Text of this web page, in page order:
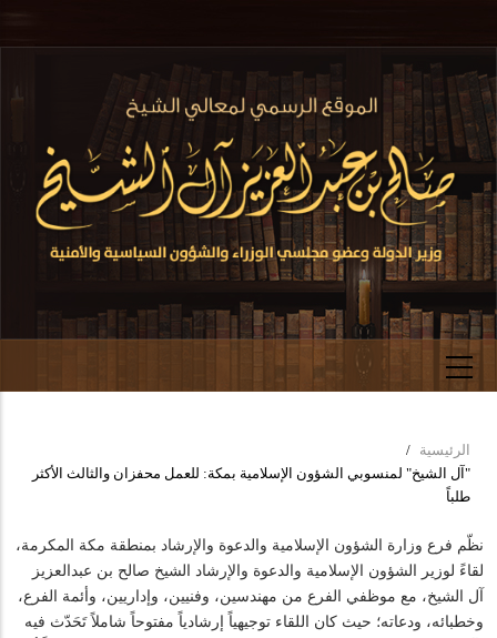
المحتوى
الرئيسي
Breadcrumb
الرئيسية /
"آل الشيخ" لمنسوبي الشؤون الإسلامية بمكة: للعمل محفزان والثالث الأكثر
طلباً
نظّم فرع وزارة الشؤون الإسلامية والدعوة والإرشاد بمنطقة مكة المكرمة،
لقاءً لوزير الشؤون الإسلامية والدعوة والإرشاد الشيخ صالح بن عبدالعزيز
آل الشيخ، مع موظفي الفرع من مهندسين، وفنيين، وإداريين، وأئمة الفرع،
وخطبائه، ودعاته؛ حيث كان اللقاء توجيهياً إرشادياً مفتوحاً شاملاً تَحَدّث فيه